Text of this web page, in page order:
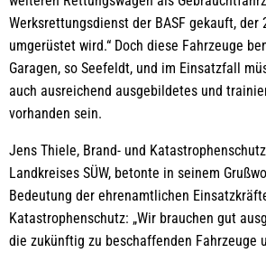
Werksrettungsdienst der BASF gekauft, der
umgerüstet wird.“ Doch diese Fahrzeuge
Garagen, so Seefeldt, und im Einsatzfall
auch ausreichend ausgebildetes und
vorhanden sein.
Jens Thiele, Brand- und
Landkreises SÜW, betonte in seinem
Bedeutung der ehrenamtlichen
Katastrophenschutz: „Wir brauchen gut
die zukünftig zu beschaffenden Fahrzeuge